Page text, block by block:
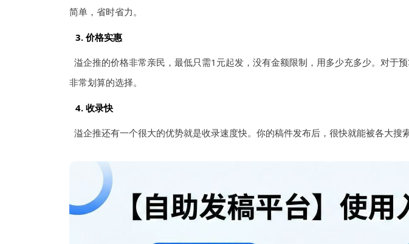
简单，省时省力。
3. 价格实惠
溢企推的价格非常亲民，最低只需1元起发，没有金额限制，用多少充多少。对于
非常划算的选择。
4. 收录快
溢企推还有一个很大的优势就是收录速度快。你的稿件发布后，很快就能被各大搜